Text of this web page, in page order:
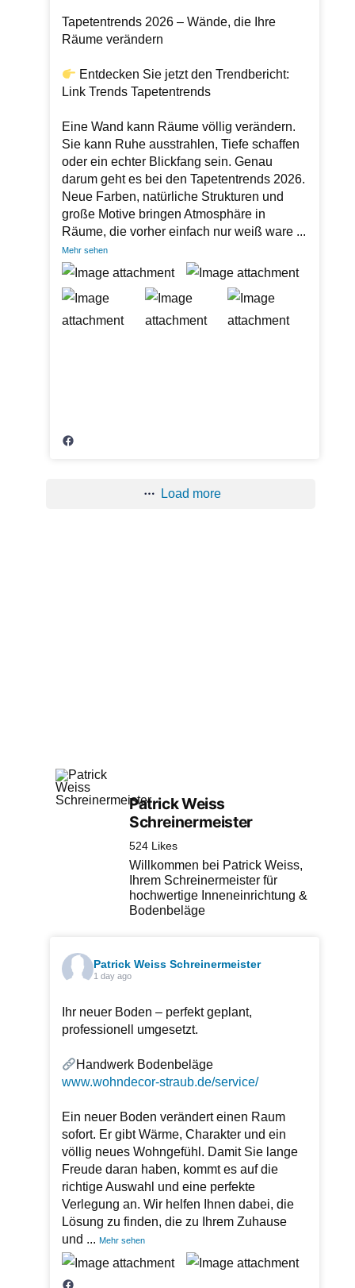
Tapetentrends 2026 – Wände, die Ihre
Räume verändern
Entdecken Sie jetzt den Trendbericht:
Link Trends Tapetentrends
Eine Wand kann Räume völlig verändern.
Sie kann Ruhe ausstrahlen, Tiefe schaffen
oder ein echter Blickfang sein. Genau
darum geht es bei den Tapetentrends 2026.
Neue Farben, natürliche Strukturen und
große Motive bringen Atmosphäre in
Räume, die vorher einfach nur weiß ware ...
Mehr sehen
Load more
Patrick Weiss
Schreinermeister
524 Likes
Willkommen bei Patrick Weiss,
Ihrem Schreinermeister für
hochwertige Inneneinrichtung &
Bodenbeläge
Patrick Weiss Schreinermeister
1 day ago
Ihr neuer Boden – perfekt geplant,
professionell umgesetzt.
Handwerk Bodenbeläge
www.wohndecor-straub.de/service/
Ein neuer Boden verändert einen Raum
sofort. Er gibt Wärme, Charakter und ein
völlig neues Wohngefühl. Damit Sie lange
Freude daran haben, kommt es auf die
richtige Auswahl und eine perfekte
Verlegung an. Wir helfen Ihnen dabei, die
Lösung zu finden, die zu Ihrem Zuhause
und ...Mehr sehen